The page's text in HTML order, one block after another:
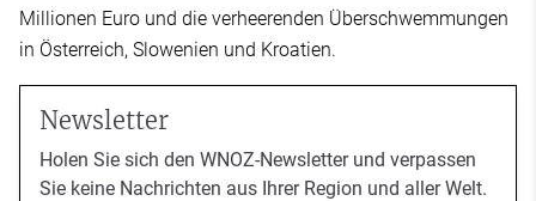
Millionen Euro und die verheerenden Überschwemmungen
in Österreich, Slowenien und Kroatien.
Newsletter
Holen Sie sich den WNOZ-Newsletter und verpassen
Sie keine Nachrichten aus Ihrer Region und aller Welt.